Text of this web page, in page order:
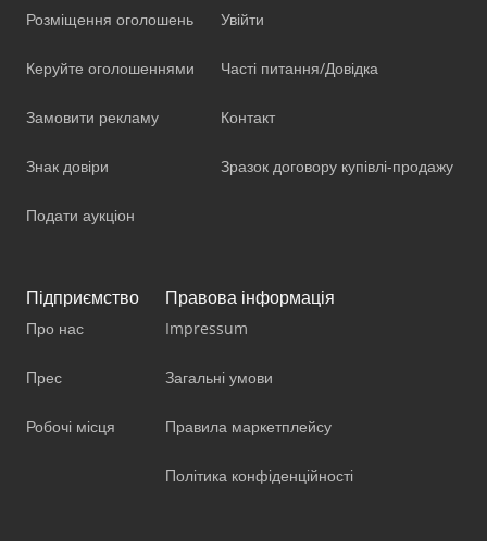
Розміщення оголошень
Керуйте оголошеннями
Замовити рекламу
Знак довіри
Подати аукціон
Увійти
Часті питання/Довідка
Контакт
Зразок договору купівлі-продажу
Підприємство
Про нас
Прес
Робочі місця
Правова інформація
Impressum
Загальні умови
Правила маркетплейсу
Політика конфіденційності